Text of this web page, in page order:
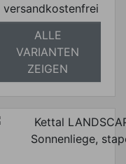
versandkostenfrei
ALLE
VARIANTEN
ZEIGEN